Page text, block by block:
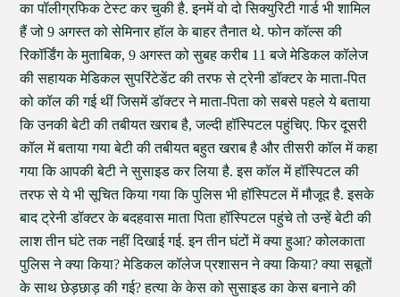
का पॉलीग्रफिक टेस्ट कर चुकी है. इनमें वो दो सिक्युरिटी गार्ड भी शामिल
हैं जो 9 अगस्त को सेमिनार हॉल के बाहर तैनात थे. फोन कॉल्स की
रिकॉर्डिंग के मुताबिक, 9 अगस्त को सुबह करीब 11 बजे मेडिकल कॉलेज
की सहायक मेडिकल सुपरिंटेडेंट की तरफ से ट्रेनी डॉक्टर के माता-पित
को कॉल की गई थीं जिसमें डॉक्टर ने माता-पिता को सबसे पहले ये बताया
कि उनकी बेटी की तबीयत खराब है, जल्दी हॉस्पिटल पहुंचिए. फिर दूसरी
कॉल में बताया गया बेटी की तबीयत बहुत खराब है और तीसरी कॉल में कहा
गया कि आपकी बेटी ने सुसाइड कर लिया है. इस कॉल में हॉस्पिटल की
तरफ से ये भी सूचित किया गया कि पुलिस भी हॉस्पिटल में मौजूद है. इसके
बाद ट्रेनी डॉक्टर के बदहवास माता पिता हॉस्पिटल पहुंचे तो उन्हें बेटी की
लाश तीन घंटे तक नहीं दिखाई गई. इन तीन घंटों में क्या हुआ? कोलकाता
पुलिस ने क्या किया? मेडिकल कॉलेज प्रशासन ने क्या किया? क्या सबूतों
के साथ छेड़छाड़ की गई? हत्या के केस को सुसाइड का केस बनाने की